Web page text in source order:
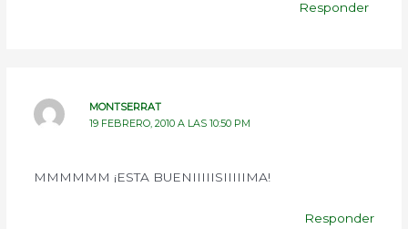
Responder
MONTSERRAT
19 FEBRERO, 2010 A LAS 10:50 PM
MMMMMM ¡ESTA BUENIIIIISIIIIIMA!
Responder